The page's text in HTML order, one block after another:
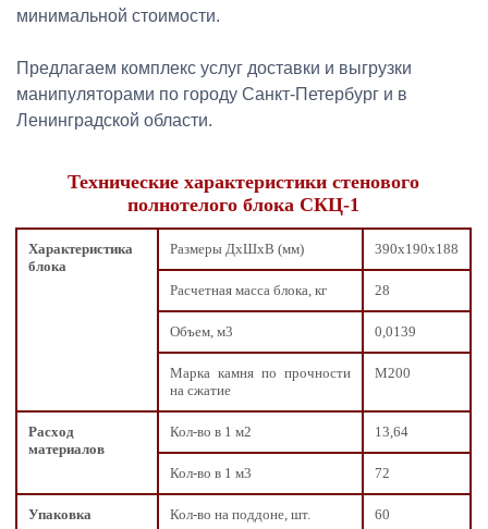
минимальной стоимости.
Предлагаем комплекс услуг доставки и выгрузки
манипуляторами по городу Санкт-Петербург и в
Ленинградской области.
Технические характеристики стенового
полнотелого блока СКЦ-1
Характеристика
блока
Размеры ДxШxВ (мм) 390х190х188
Расчетная масса блока, кг 28
Объем, м3 0,0139
Марка камня по прочности
на сжатие
М200
Расход
материалов
Кол-во в 1 м2 13,64
Кол-во в 1 м3 72
Упаковка Кол-во на поддоне, шт. 60